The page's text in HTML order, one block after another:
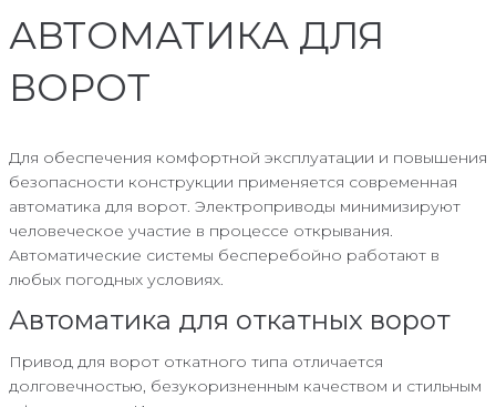
АВТОМАТИКА ДЛЯ
ВОРОТ
Для обеспечения комфортной эксплуатации и повышения
безопасности конструкции применяется современная
автоматика для ворот. Электроприводы минимизируют
человеческое участие в процессе открывания.
Автоматические системы бесперебойно работают в
любых погодных условиях.
Автоматика для откатных ворот
Привод для ворот откатного типа отличается
долговечностью, безукоризненным качеством и стильным